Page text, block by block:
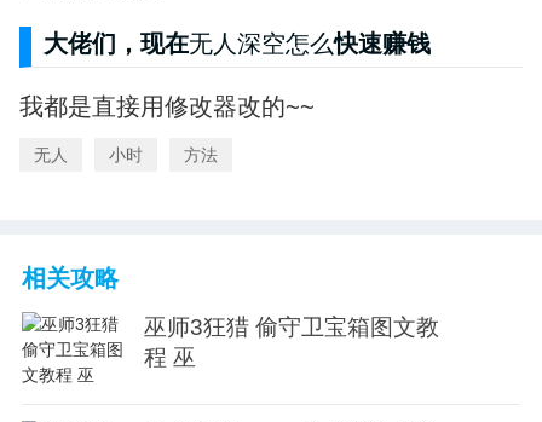
大佬们，现在无人深空怎么快速赚钱
我都是直接用修改器改的~~
无人 小时 方法
相关攻略
巫师3狂猎 偷守卫宝箱图文教
程 巫